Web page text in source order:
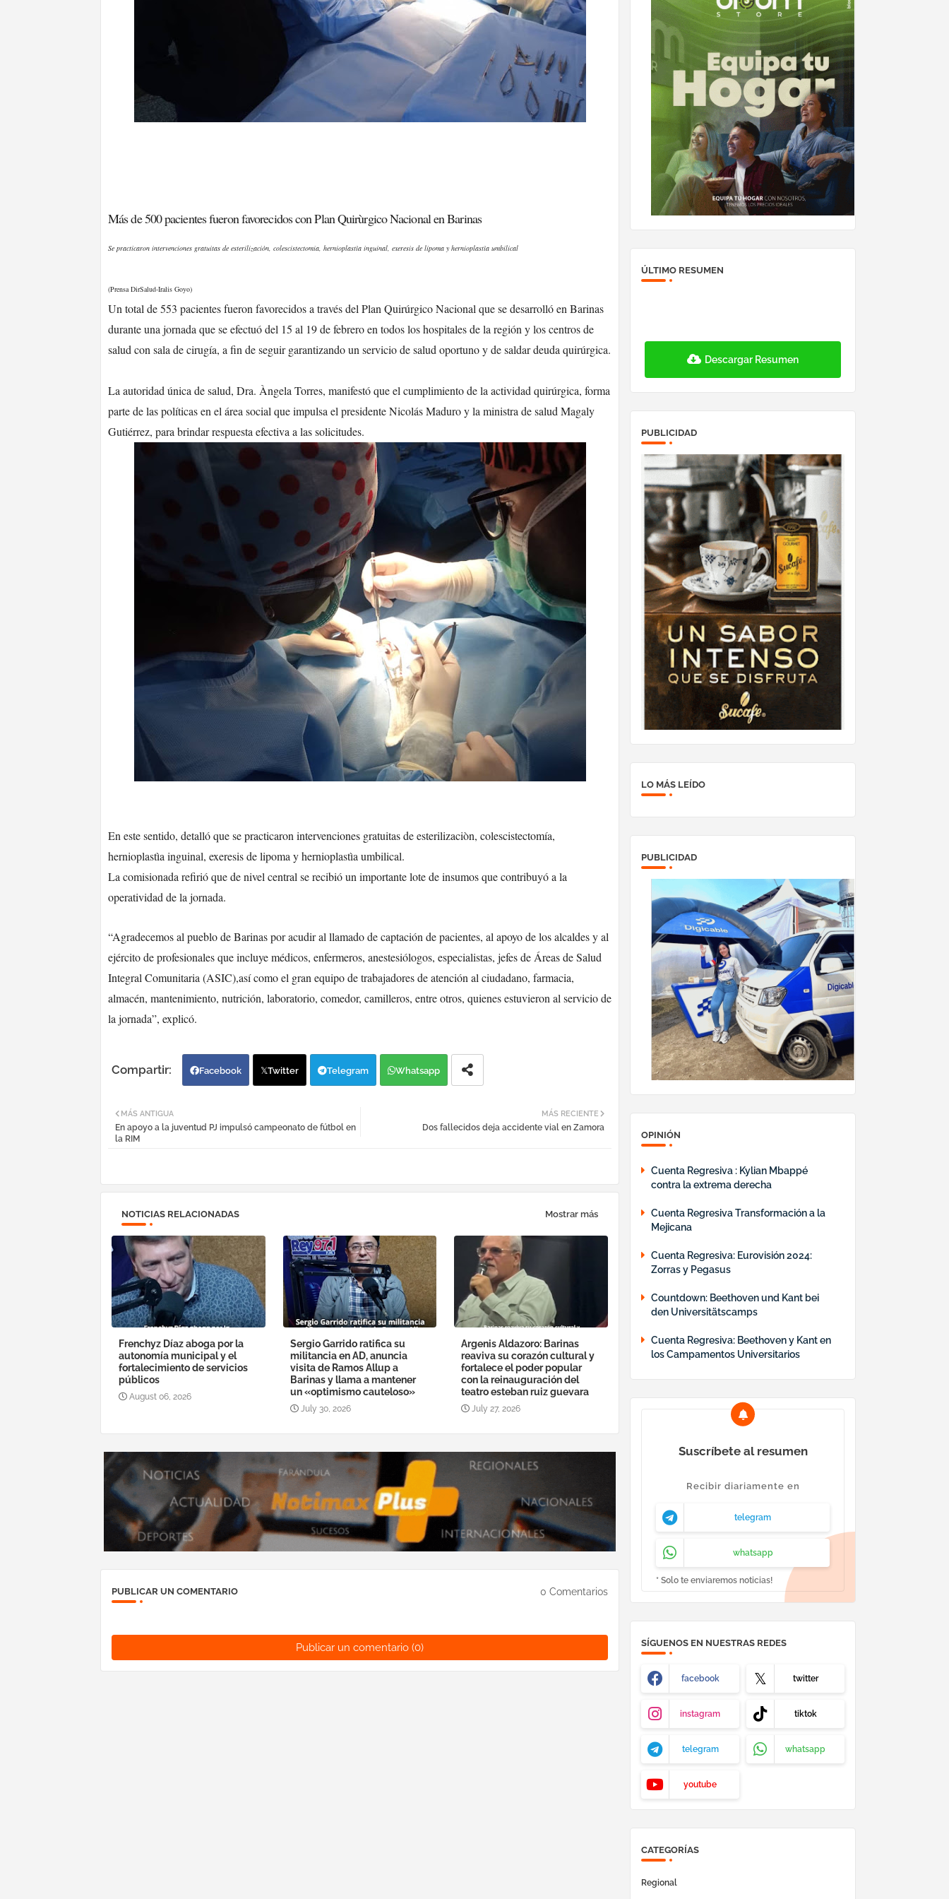
Más de 500 pacientes fueron favorecidos con Plan Quirùrgico Nacional en Barinas
Se practicaron intervenciones gratuitas de esterilizaciòn, colescistectomía, hernioplastìa inguinal, exeresis de lipoma y hernioplastìa umbilical
(Prensa DirSalud-Iralis Goyo)
Un total de 553 pacientes fueron favorecidos a través del Plan Quirúrgico Nacional que se desarrolló en Barinas
durante una jornada que se efectuó del 15 al 19 de febrero en todos los hospitales de la región y los centros de
salud con sala de cirugía, a fin de seguir garantizando un servicio de salud oportuno y de saldar deuda quirúrgica.
La autoridad única de salud, Dra. Àngela Torres, manifestó que el cumplimiento de la actividad quirúrgica, forma
parte de las políticas en el área social que impulsa el presidente Nicolás Maduro y la ministra de salud Magaly
Gutiérrez, para brindar respuesta efectiva a las solicitudes.
En este sentido, detalló que se practicaron intervenciones gratuitas de esterilizaciòn, colescistectomía,
hernioplastìa inguinal, exeresis de lipoma y hernioplastìa umbilical.
La comisionada refirió que de nivel central se recibió un importante lote de insumos que contribuyó a la
operatividad de la jornada.
“Agradecemos al pueblo de Barinas por acudir al llamado de captación de pacientes, al apoyo de los alcaldes y al
ejército de profesionales que incluye médicos, enfermeros, anestesiólogos, especialistas, jefes de Áreas de Salud
Integral Comunitaria (ASIC),así como el gran equipo de trabajadores de atención al ciudadano, farmacia,
almacén, mantenimiento, nutrición, laboratorio, comedor, camilleros, entre otros, quienes estuvieron al servicio de
la jornada”, explicó.
Facebook Twitter Telegram Whatsapp
MÁS RECIENTE
Dos fallecidos deja accidente vial en Zamora
MÁS ANTIGUA
En apoyo a la juventud PJ impulsó campeonato de fútbol en
la RIM
NOTICIAS RELACIONADAS Mostrar más
Frenchyz Díaz aboga por la
autonomía municipal y el
fortalecimiento de servicios
públicos
August 06, 2026
Sergio Garrido ratifica su
militancia en AD, anuncia
visita de Ramos Allup a
Barinas y llama a mantener
un «optimismo cauteloso»
July 30, 2026
Argenis Aldazoro: Barinas
reaviva su corazón cultural y
fortalece el poder popular
con la reinauguración del
teatro esteban ruiz guevara
July 27, 2026
PUBLICAR UN COMENTARIO 0 Comentarios
Publicar un comentario (0)
ÚLTIMO RESUMEN
Descargar Resumen
PUBLICIDAD
LO MÁS LEÍDO
PUBLICIDAD
OPINIÓN
Cuenta Regresiva : Kylian Mbappé
contra la extrema derecha
Cuenta Regresiva Transformación a la
Mejicana
Cuenta Regresiva: Eurovisión 2024:
Zorras y Pegasus
Countdown: Beethoven und Kant bei
den Universitätscamps
Cuenta Regresiva: Beethoven y Kant en
los Campamentos Universitarios
Suscríbete al resumen
Recibir diariamente en
telegram
whatsapp
* Solo te enviaremos noticias!
SÍGUENOS EN NUESTRAS REDES
facebook twitter
instagram tiktok
telegram whatsapp
youtube
CATEGORÍAS
Regional